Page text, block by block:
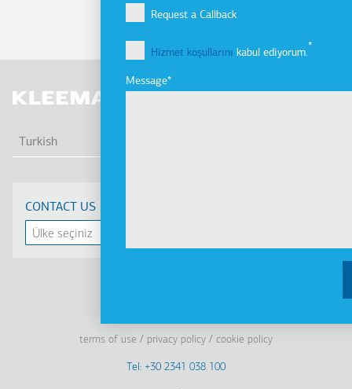
Request a Callback
Hizmet koşullarını kabul ediyorum.
Message
Turkish
CONTACT US
LinkedinFacebook
YoutubeInstagram
terms of use privacy policy cookie policy
Tel: +30 2341 038 100